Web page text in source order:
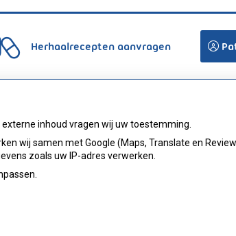
Herhaalrecepten aanvragen
inhoud vragen wij uw toestemming.
wij samen met Google (Maps, Translate en
zoals uw IP-adres verwerken.